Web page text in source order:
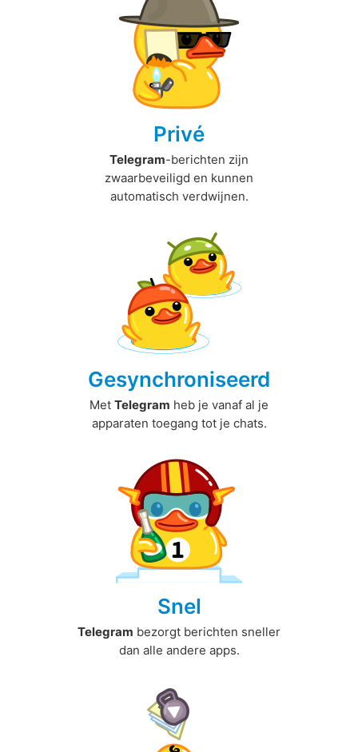
Privé
Telegram-berichten zijn
zwaarbeveiligd en kunnen
automatisch verdwijnen.
Gesynchroniseerd
Met Telegram heb je vanaf al je
apparaten toegang tot je chats.
Snel
Telegram bezorgt berichten sneller
dan alle andere apps.